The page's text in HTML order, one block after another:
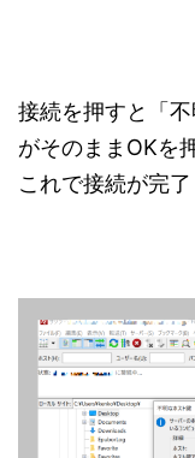
接続を押すと「
がそのままOKを
これで接続が完了